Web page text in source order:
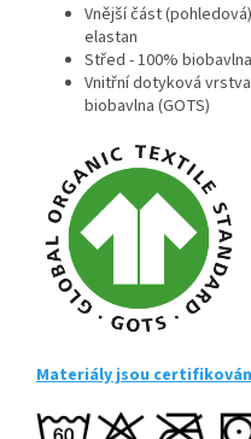
Vnější část
elastan
Střed - 100%
Vnitřní dotyková
biobavlna (GOTS)
Materiály jsou